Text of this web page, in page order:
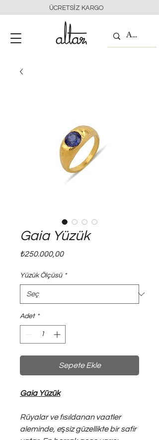
ÜCRETSİZ KARGO
Gaia Yüzük
₺250.000,00Fiyat
Yüzük Ölçüsü *
Adet *
Sepete Ekle
Gaia Yüzük
Rüyalar ve fısıldanan vaatler
aleminde, eşsiz güzellikte bir safir